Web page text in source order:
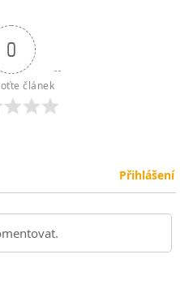
0
článek
Přihlášení